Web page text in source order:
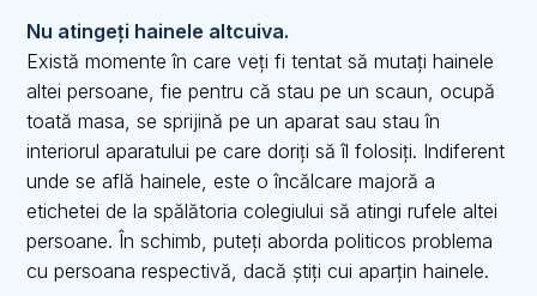
Nu atingeți hainele altcuiva.
Există momente în care veți fi tentat să mutați hainele
altei persoane, fie pentru că stau pe un scaun, ocupă
toată masa, se sprijină pe un aparat sau stau în
interiorul aparatului pe care doriți să îl folosiți. Indiferent
unde se află hainele, este o încălcare majoră a
etichetei de la spălătoria colegiului să atingi rufele altei
persoane. În schimb, puteți aborda politicos problema
cu persoana respectivă, dacă știți cui aparțin hainele.